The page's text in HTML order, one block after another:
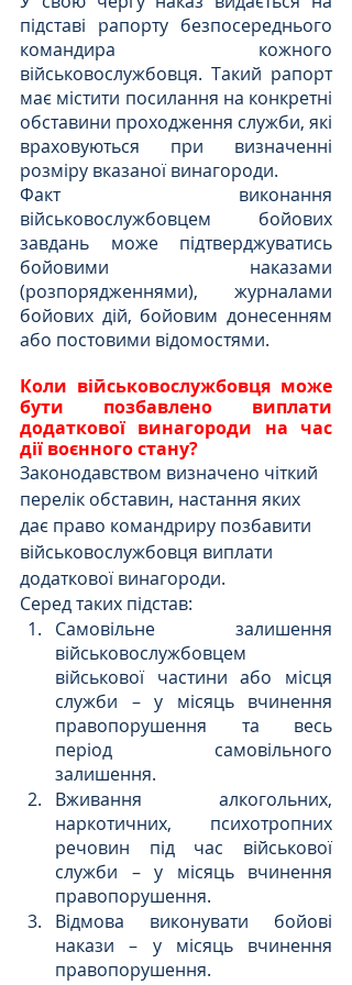
підставі рапорту безпосереднього
командира кожного
військовослужбовця. Такий рапорт
має містити посилання на конкретні
обставини проходження служби, які
враховуються при визначенні
розміру вказаної винагороди.
Факт виконання
військовослужбовцем бойових
завдань може підтверджуватись
бойовими наказами
(розпорядженнями), журналами
бойових дій, бойовим донесенням
або постовими відомостями.
Коли військовослужбовця може
бути позбавлено виплати
додаткової винагороди на час
дії воєнного стану?
Законодавством визначено чіткий
перелік обставин, настання яких
дає право командриру позбавити
військовослужбовця виплати
додаткової винагороди.
Серед таких підстав:
Самовільне залишення
військовослужбовцем
військової частини або місця
служби – у місяць вчинення
правопорушення та весь
період самовільного
залишення.
Вживання алкогольних,
наркотичних, психотропних
речовин під час військової
служби – у місяць вчинення
правопорушення.
Відмова виконувати бойові
накази – у місяць вчинення
правопорушення.